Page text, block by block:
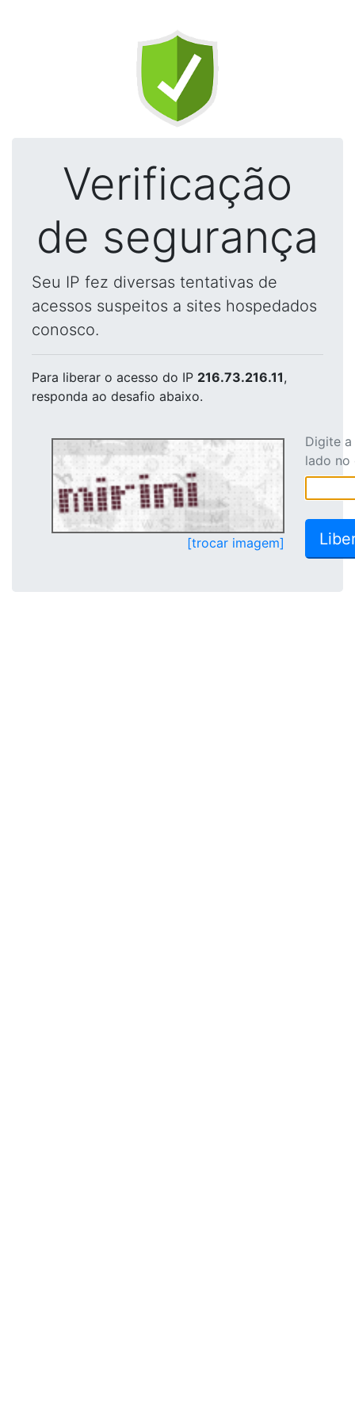
Verificação
de segurança
Seu IP fez diversas tentativas de
acessos suspeitos a sites hospedados
conosco.
Para liberar o acesso do IP 216.73.216.11,
responda ao desafio abaixo.
[trocar imagem]
Digite
lado no